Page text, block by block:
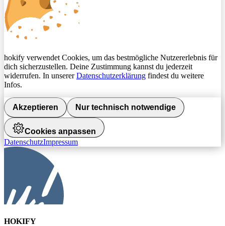
hokify verwendet Cookies, um das bestmögliche Nutzererlebnis für
dich sicherzustellen. Deine Zustimmung kannst du jederzeit
widerrufen. In unsererDatenschutzerklärung findest du weitere
Infos.
Akzeptieren Nur technisch notwendige
Cookies anpassen
DatenschutzImpressum
HOKIFY